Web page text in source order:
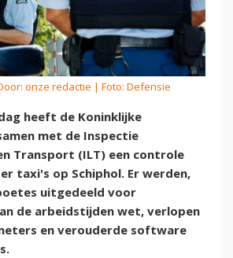
onze redactie | Foto: Defensie
heeft de Koninklijke
met de Inspectie
Transport (ILT) een controle
taxi's op Schiphol. Er werden,
uitgedeeld voor
de arbeidstijden wet, verlopen
en verouderde software